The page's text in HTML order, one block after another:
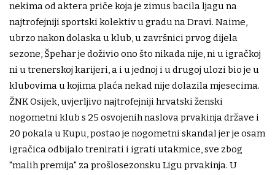
nekima od aktera priče koja je zimus bacila ljagu na
najtrofejniji sportski kolektiv u gradu na Dravi. Naime,
ubrzo nakon dolaska u klub, u završnici prvog dijela
sezone, Špehar je doživio ono što nikada nije, ni u igračkoj
ni u trenerskoj karijeri, a i u jednoj i u drugoj ulozi bio je u
klubovima u kojima plaća nekad nije dolazila mjesecima.
ŽNK Osijek, uvjerljivo najtrofejniji hrvatski ženski
nogometni klub s 25 osvojenih naslova prvakinja države i
20 pokala u Kupu, postao je nogometni skandal jer je osam
igračica odbijalo trenirati i igrati utakmice, sve zbog
"malih premija" za prošlosezonsku Ligu prvakinja. U